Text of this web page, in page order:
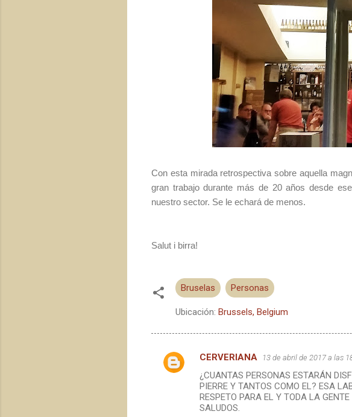
Con esta mirada retrospectiva sobre aquella
gran trabajo durante más de 20 años desde
nuestro sector. Se le echará de menos.
Salut i birra!
Bruselas Personas
Ubicación: Brussels, Belgium
C
CERVERIANA 13 de abril de 2017 a las
¿CUANTAS PERSONAS ESTARÁN
PIERRE Y TANTOS COMO EL? ESA
RESPETO PARA EL Y TODA LA GENTE
SALUDOS.